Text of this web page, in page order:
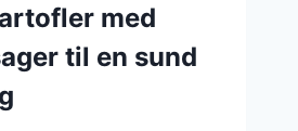
ideer
med
til en sund